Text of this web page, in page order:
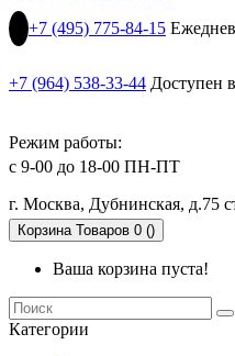
+7 (495) 775-84-15
+7 (964) 538-33-44 Доступен
Режим работы:
с 9-00 до 18-00 ПН-ПТ
г. Москва, Дубнинская, д.75
Корзина Товаров 0 ()
Ваша корзина пуста!
Категории